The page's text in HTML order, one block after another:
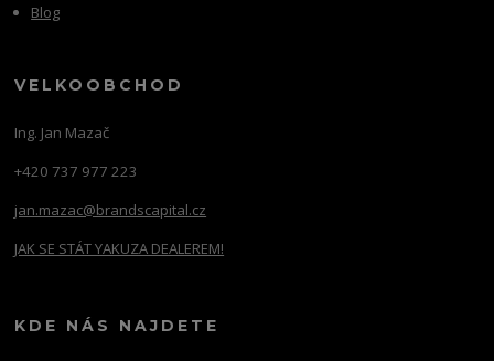
Blog
VELKOOBCHOD
Ing. Jan Mazač
+420 737 977 223
jan.mazac@brandscapital.cz
JAK SE STÁT YAKUZA DEALEREM!
KDE NÁS NAJDETE